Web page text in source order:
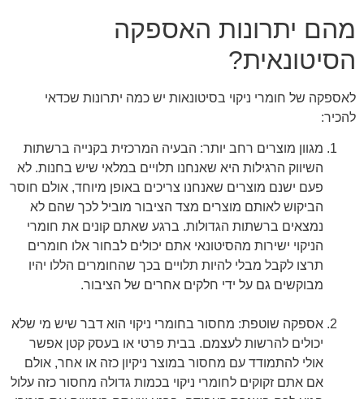
מהם יתרונות האספקה
הסיטונאית?
לאספקה של חומרי ניקוי בסיטונאות יש כמה יתרונות שכדאי
להכיר:
מגוון מוצרים רחב יותר: הבעיה המרכזית בקנייה ברשתות
השיווק הרגילות היא שאנחנו תלויים במלאי שיש בחנות. לא
פעם ישנם מוצרים שאנחנו צריכים באופן מיוחד, אולם חוסר
הביקוש לאותם מוצרים מצד הציבור מוביל לכך שהם לא
נמצאים ברשתות הגדולות. ברגע שאתם קונים את חומרי
הניקוי ישירות מהסיטונאי אתם יכולים לבחור אלו חומרים
תרצו לקבל מבלי להיות תלויים בכך שהחומרים הללו יהיו
מבוקשים גם על ידי חלקים אחרים של הציבור.
אספקה שוטפת: מחסור בחומרי ניקוי הוא דבר שיש מי שלא
יכולים להרשות לעצמם. בבית פרטי או בעסק קטן אפשר
אולי להתמודד עם מחסור במוצר ניקיון כזה או אחר, אולם
אם אתם זקוקים לחומרי ניקוי בכמות גדולה מחסור כזה עלול